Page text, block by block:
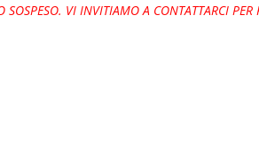
VI INVITIAMO A CONTATTARCI PER